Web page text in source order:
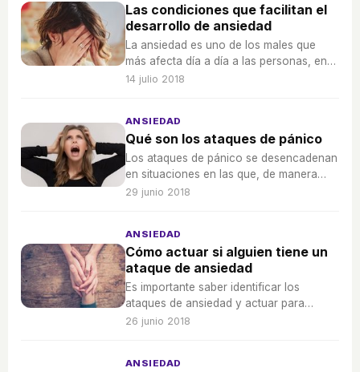
Las condiciones que facilitan el
desarrollo de ansiedad
La ansiedad es uno de los males que
más afecta día a día a las personas, en
este artículo se detallan todos aquellos
14 julio 2018
ANSIEDAD
Qué son los ataques de pánico
Los ataques de pánico se desencadenan
en situaciones en las que, de manera
probable o no, tememos por nuestra
29 junio 2018
ANSIEDAD
Cómo actuar si alguien tiene un
ataque de ansiedad
Es importante saber identificar los
ataques de ansiedad y actuar para
ayudar a la persona a relajarse de nuevo
26 junio 2018
ANSIEDAD